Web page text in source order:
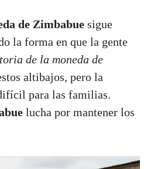
de Zimbabue sigue
la forma en que la gente
de la moneda de
altibajos, pero la
para las familias.
lucha por mantener los